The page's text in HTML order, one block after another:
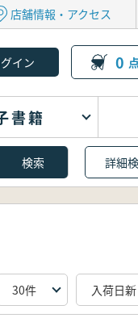
店舗情報・アクセス
0 点
書籍
詳細